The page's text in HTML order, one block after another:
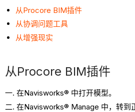
从Procore BIM插件
从协调问题工具
从增强现实
从Procore BIM插件
在Navisworks® 中打开模型。
在Navisworks® Manage 中，转到